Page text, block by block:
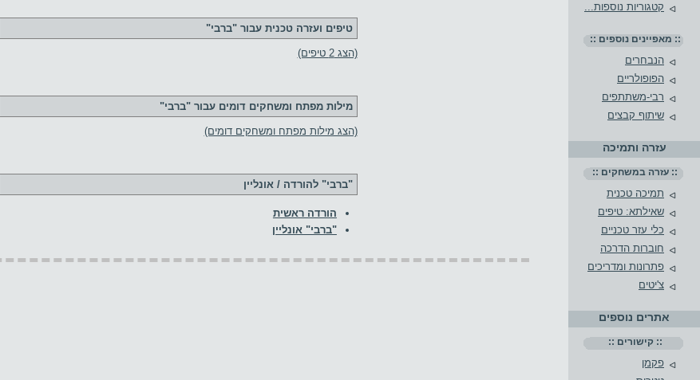
טיפים ועזרה טכנית עבור "ברבי"
(הצג 2 טיפים)
מילות מפתח ומשחקים דומים עבור "ברבי"
(הצג מילות מפתח ומשחקים דומים)
"ברבי" להורדה / אונליין
הורדה ראשית
"ברבי" אונליין
קטגוריות נוספות...
:: מאפיינים נוספים ::
הנבחרים
הפופולריים
רבי-משתתפים
שיתוף קבצים
עזרה ותמיכה
:: עזרה במשחקים ::
תמיכה טכנית
שאילתא: טיפים
כלי עזר טכניים
חוברות הדרכה
פתרונות ומדריכים
צ'יטים
אתרים נוספים
:: קישורים ::
פקמן